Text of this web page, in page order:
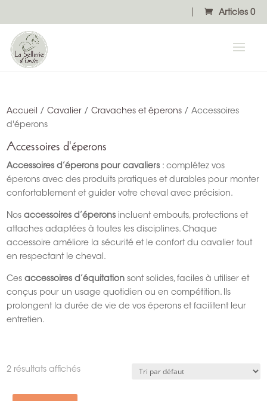
Articles 0
Accueil /Cavalier /Cravaches et éperons / Accessoires
d'éperons
Accessoires d'éperons
Accessoires d’éperons pour cavaliers : complétez vos
éperons avec des produits pratiques et durables pour monter
confortablement et guider votre cheval avec précision.
Nosaccessoires d’éperons incluent embouts, protections et
attaches adaptées à toutes les disciplines. Chaque
accessoire améliore la sécurité et le confort du cavalier tout
en respectant le cheval.
Cesaccessoires d’équitation sont solides, faciles à utiliser et
conçus pour un usage quotidien ou en compétition. Ils
prolongent la durée de vie de vos éperons et facilitent leur
entretien.
2 résultats affichés